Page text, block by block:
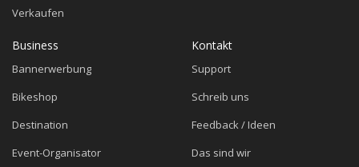
Verkaufen
Business
Bannerwerbung
Bikeshop
Destination
Event-Organisator
Kontakt
Support
Schreib uns
Feedback / Ideen
Das sind wir